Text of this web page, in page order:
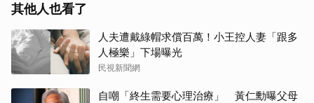
其他人也看了
人夫遭戴綠帽求償百萬！小王控人妻「跟多
人極樂」下場曝光
民視新聞網
自嘲「終生需要心理治療」 黃仁勳曝父母